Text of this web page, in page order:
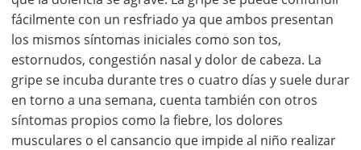
fácilmente con un resfriado ya que ambos presentan
los mismos síntomas iniciales como son tos,
estornudos, congestión nasal y dolor de cabeza. La
gripe se incuba durante tres o cuatro días y suele durar
en torno a una semana, cuenta también con otros
síntomas propios como la fiebre, los dolores
musculares o el cansancio que impide al niño realizar